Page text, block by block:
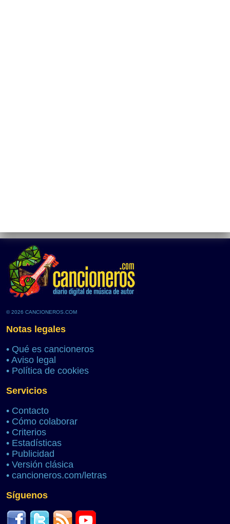
© 2026 CANCIONEROS.COM
Notas legales
• Qué es cancioneros
• Aviso legal
• Política de cookies
Servicios
• Contacto
• Cómo colaborar
• Criterios
• Estadísticas
• Publicidad
• Versión clásica
• cancioneros.com/letras
Síguenos